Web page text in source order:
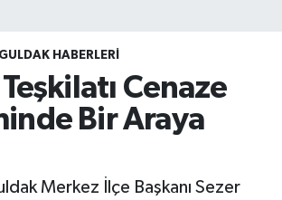
HABERLERI
Cenaze
Bir Araya
Merkez İlçe Başkanı Sezer